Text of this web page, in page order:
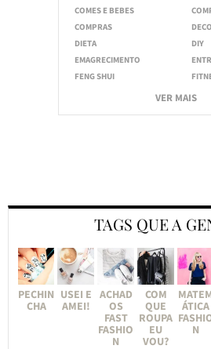
COMES E BEBES
COMPRAS
DIETA
DIY
EMAGRECIMENTO
FENG SHUI
VER MAIS
TAGS QUE A
PECHIN
CHA
USEI E
AMEI!
ACHAD
OS
FAST
FASHIO
N
COM
QUE
ROUPA
EU
VOU?
ÁTICA
N